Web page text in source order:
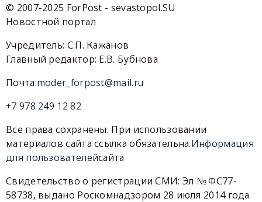
© 2007-2025 ForPost - sevastopol.SU
Новостной портал
Учредитель: С.П. Кажанов
Главный редактор: Е.В. Бубнова
Почта:moder_forpost@mail.ru
+7 978 249 12 82
Все права сохранены. При использовании
материалов сайта ссылка обязательна.Информация
для пользователейсайта
Свидетельство о регистрации СМИ: Эл № ФС77-
58738, выдано Роскомнадзором 28 июля 2014 года